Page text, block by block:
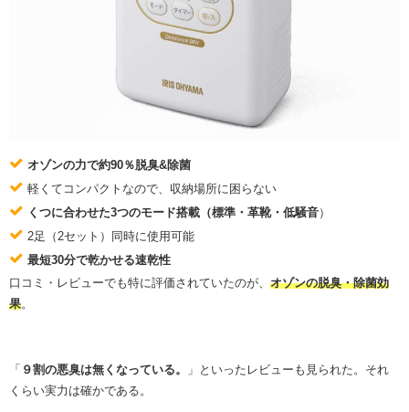
オゾンの力で約90％脱臭&除菌
軽くてコンパクトなので、収納場所に困らない
くつに合わせた3つのモード搭載（標準・革靴・低騒音）
2足（2セット）同時に使用可能
最短30分で乾かせる速乾性
口コミ・レビューでも特に評価されていたのが、 オゾンの脱臭・除菌効
果。
「 ９割の悪臭は無くなっている。
」といったレビューも見られた。それ
くらい実力は確かである。